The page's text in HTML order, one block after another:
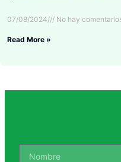
07/08/2024 No hay
Read More »